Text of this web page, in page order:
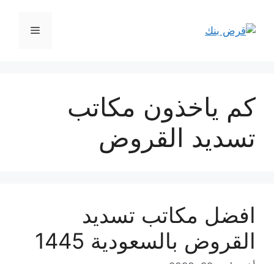
المحتوى
القائمة
كم ياخذون مكاتب
تسديد القروض
افضل مكاتب تسديد
القروض بالسعودية 1445